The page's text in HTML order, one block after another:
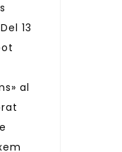
13
al